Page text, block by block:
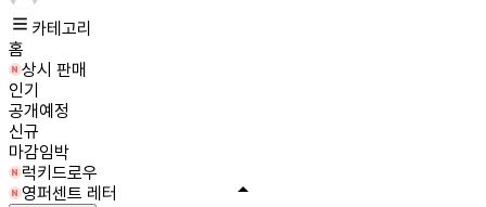
카테고리
홈
상시 판매
인기
공개예정
신규
마감임박
럭키드로우
영퍼센트 레터